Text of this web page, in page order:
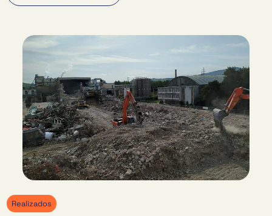
Realizados